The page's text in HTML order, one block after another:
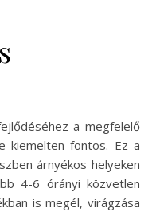
a megfelelő
kiemelten fontos. Ez a
árnyékos helyeken
4-6 órányi közvetlen
is megél, virágzása